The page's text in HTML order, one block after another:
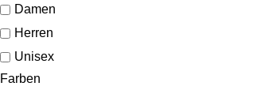
Damen
Herren
Unisex
Farben